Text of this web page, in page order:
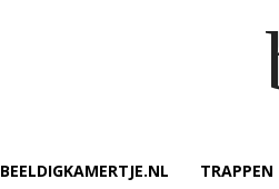
BEELDIGKAMERTJE.NL TRAPPEN